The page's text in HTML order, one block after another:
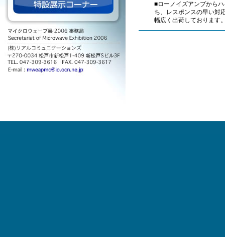
■ローノイズアンプから
ち、レスポンスの早い対
幅広く出荷しております